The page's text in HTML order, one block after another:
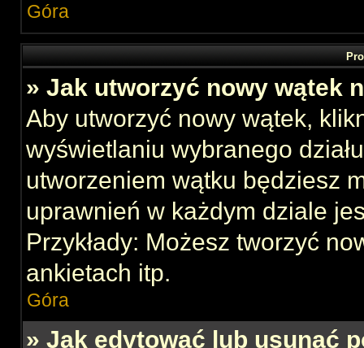
Góra
» Jak utworzyć nowy wątek
Aby utworzyć nowy wątek,
wyświetlaniu wybranego
utworzeniem wątku będziesz
uprawnień w każdym dziale
Przykłady: Możesz tworzyć
ankietach itp.
Góra
» Jak edytować lub usunąć